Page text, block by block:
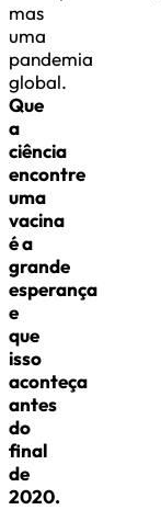
mas
uma
pandemia
global.
Que
a
ciência
encontre
uma
vacina
é a
grande
esperança
e
que
isso
aconteça
antes
do
final
de
2020.